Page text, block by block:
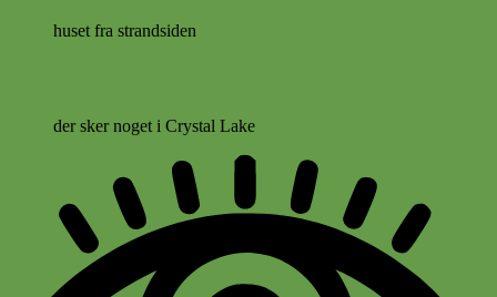
huset fra strandsiden
der sker noget i Crystal Lake